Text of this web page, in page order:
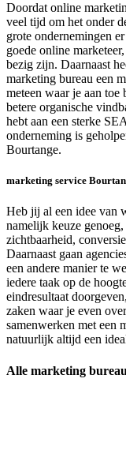
Doordat online
veel tijd om het onder
grote ondernemingen
goede online
bezig zijn. Daarnaast
marketing bureau een
meteen waar je aan
betere organische
hebt aan een sterke
onderneming is
Bourtange.
marketing service
Heb jij al een idee van
namelijk keuze
zichtbaarheid,
Daarnaast gaan
een andere manier te
iedere taak op de
eindresultaat
zaken waar je even
samenwerken met een
natuurlijk altijd een
Alle marketing